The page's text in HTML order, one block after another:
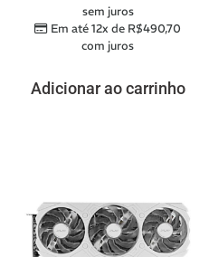
sem juros
Em até 12x de R$490,70
com juros
Adicionar ao carrinho